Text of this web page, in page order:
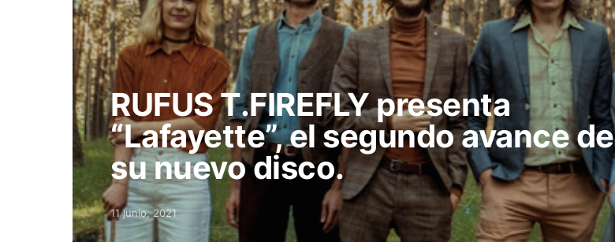
RUFUS T.FIREFLY presenta
“Lafayette”, el segundo avance de
su nuevo disco.
Posted on
11 junio, 2021